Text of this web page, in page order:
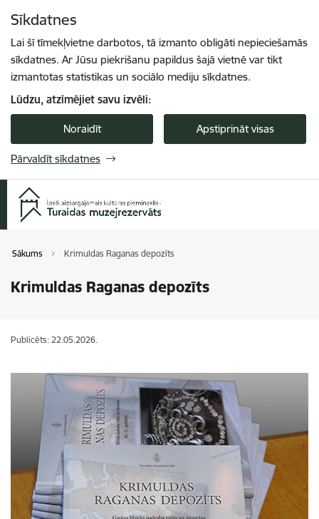
Sīkdatnes
Lai šī tīmekļvietne darbotos, tā izmanto obligāti nepieciešamās
sīkdatnes. Ar Jūsu piekrišanu papildus šajā vietnē var tikt
izmantotas statistikas un sociālo mediju sīkdatnes.
Lūdzu, atzīmējiet savu izvēli:
Noraidīt Apstiprināt visas
Pārvaldīt sīkdatnes
Sākums Krimuldas Raganas depozīts
Krimuldas Raganas depozīts
Publicēts: 22.05.2026.